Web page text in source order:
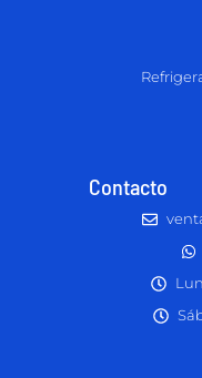
Contacto